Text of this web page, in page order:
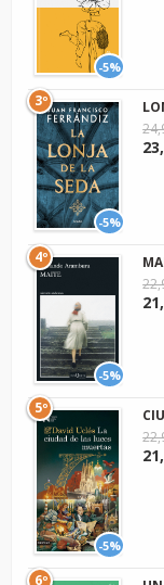
-5%
-5%
3º
-5%
4º
-5%
5º
6º